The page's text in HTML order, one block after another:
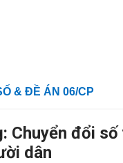
& ĐỀ ÁN 06/CP
Chuyển đổi
dân